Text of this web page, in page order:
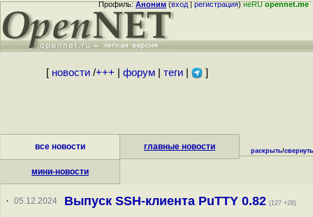
Профиль:Аноним(вход|регистрация)неRUopennet.me
[ новости/+++ форум| теги| ]
все новости главные новости
мини-новости
раскрыть/свернуть
· 05.12.2024 Выпуск SSH-клиента PuTTY 0.82 (127 +28)